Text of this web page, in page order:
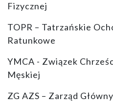
Fizycznej
TOPR – Tatrzańskie
Ratunkowe
YMCA - Związek
Męskiej
ZG AZS – Zarząd